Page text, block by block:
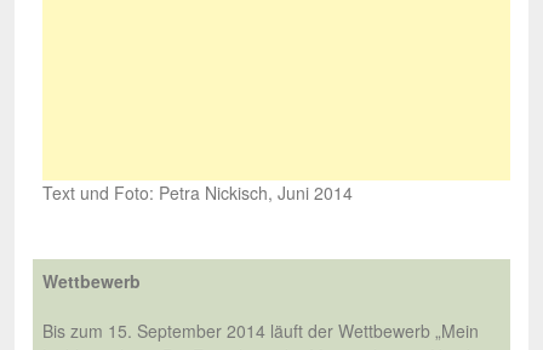
Text und Foto: Petra Nickisch, Juni 2014
Wettbewerb
Bis zum 15. September 2014 läuft der Wettbewerb „Mein